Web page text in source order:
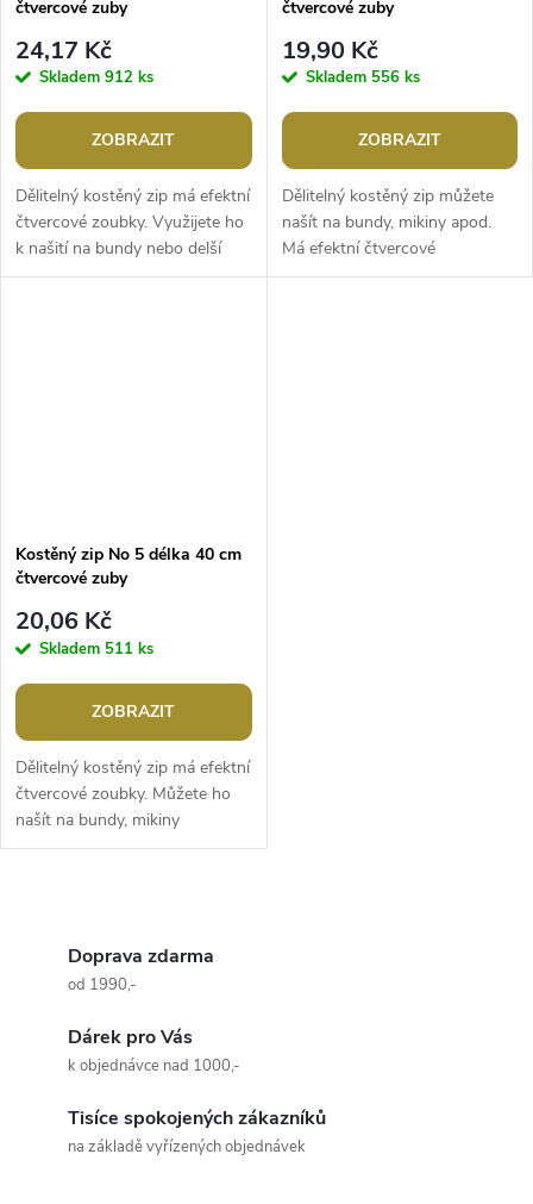
čtvercové zuby
24,17 Kč
Skladem 912 ks
ZOBRAZIT
Dělitelný kostěný zip má efektní
čtvercové zoubky. Využijete ho
k našití na bundy nebo delší
kabáty.Šířka zubů: 5,7 mmŠířka
čtvercové zuby
19,90 Kč
Skladem 556 ks
ZOBRAZIT
Dělitelný kostěný zip můžete
našít na bundy, mikiny apod.
Má efektní čtvercové
zoubky.Šířka zubů: 5,7 mmŠířka
Kostěný zip No 5 délka 40 cm
čtvercové zuby
20,06 Kč
Skladem 511 ks
ZOBRAZIT
Dělitelný kostěný zip má efektní
čtvercové zoubky. Můžete ho
našít na bundy, mikiny
apod.Šířka zubů: 5,7 mmŠířka
Doprava zdarma
od 1990,-
Dárek pro Vás
k objednávce nad 1000,-
Tisíce spokojených zákazníků
na základě vyřízených objednávek